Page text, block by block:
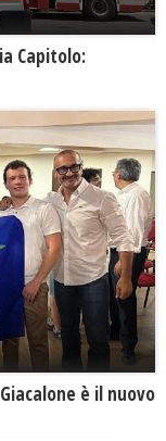
Capitolo:
è il nuovo